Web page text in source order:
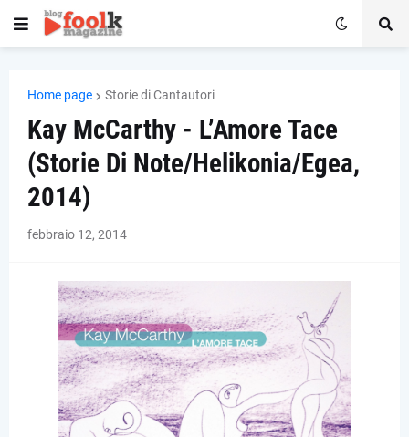
Home page Storie di Cantautori
Kay McCarthy - L’Amore Tace
(Storie Di Note/Helikonia/Egea,
2014)
febbraio 12, 2014